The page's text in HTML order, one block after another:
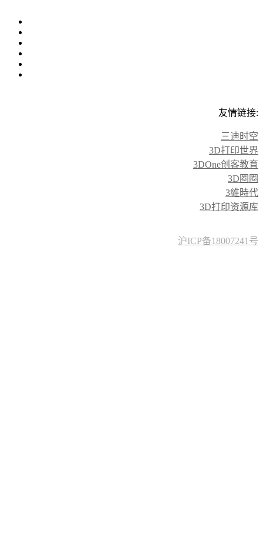
友情链接:
三迪时空
3D打印世界
3DOne创客教育
3D圈圈
3維時代
3D打印资源库
沪ICP备18007241号